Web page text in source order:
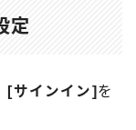
定
[サインイン] を